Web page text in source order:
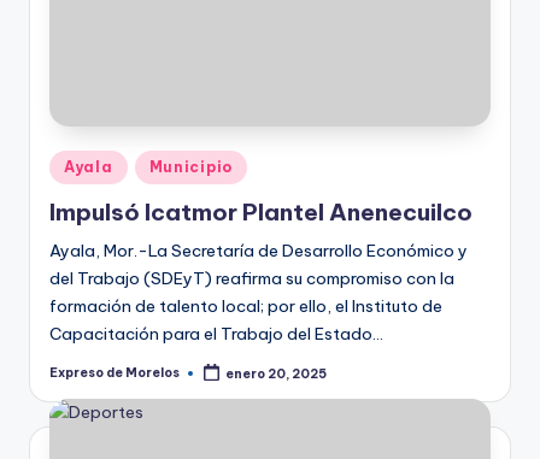
Publicado
en
Ayala Municipio
Impulsó Icatmor Plantel Anenecuilco
Ayala, Mor.-La Secretaría de Desarrollo Económico y
del Trabajo (SDEyT) reafirma su compromiso con la
formación de talento local; por ello, el Instituto de
Capacitación para el Trabajo del Estado…
Publicado
Expreso de Morelos enero 20, 2025